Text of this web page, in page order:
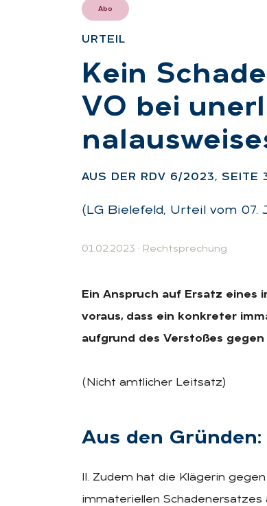
Abo
UR­TEIL
:
Kein
VO bei
AUS DER RDV 6/2023, SEI­TE
(LG Bielefeld, Urteil vom 07.
01.02.2023 · Rechtsprechung
Ein Anspruch auf Ersatz eines
voraus, dass ein konkreter
aufgrund des Verstoßes
(Nicht amtlicher Leitsatz)
Aus den Grün­den:
II. Zudem hat die Klägerin
immateriellen Schadenersatzes